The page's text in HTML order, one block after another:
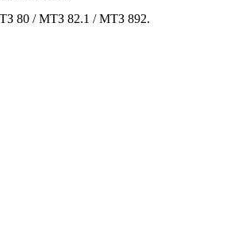
80 / МТЗ 82.1 / МТЗ 892.